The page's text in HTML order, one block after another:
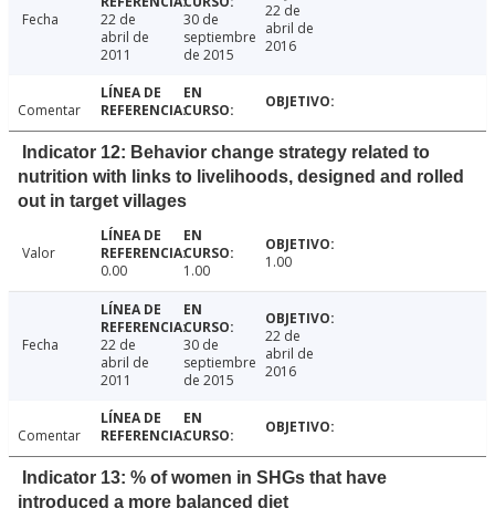
Fecha
22 de
abril de
2011
30 de
septiembre
de 2015
22 de
abril de
2016
Comentar
Indicator 12: Behavior change strategy related to
nutrition with links to livelihoods, designed and rolled
out in target villages
Valor
0.00
1.00 1.00
Fecha
22 de
abril de
2011
30 de
septiembre
de 2015
22 de
abril de
2016
Comentar
Indicator 13: % of women in SHGs that have
introduced a more balanced diet